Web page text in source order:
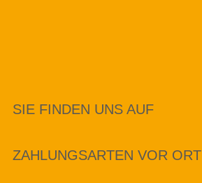
SIE FINDEN UNS AUF
ZAHLUNGSARTEN VOR ORT